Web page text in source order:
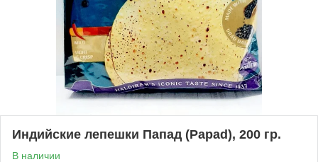
Индийские лепешки Папад (Papad), 200 гр.
В наличии